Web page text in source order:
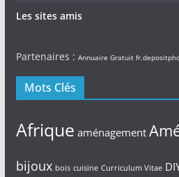
Les sites amis
Partenaires : Annuaire Gratuit
Mots Clés
Afrique aménagement
bijoux bois cuisine Curriculum Vitae